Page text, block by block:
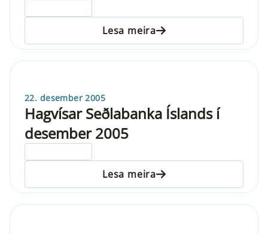
Lesa meira
22. desember 2005
Hagvísar Seðlabanka Íslands í
desember 2005
Lesa meira